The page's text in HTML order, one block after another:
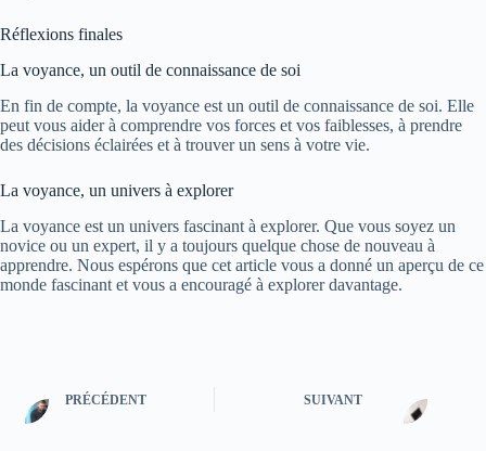
Réflexions finales
La voyance, un outil de connaissance de soi
En fin de compte, la voyance est un outil de connaissance de soi. Elle
peut vous aider à comprendre vos forces et vos faiblesses, à prendre
des décisions éclairées et à trouver un sens à votre vie.
La voyance, un univers à explorer
La voyance est un univers fascinant à explorer. Que vous soyez un
novice ou un expert, il y a toujours quelque chose de nouveau à
apprendre. Nous espérons que cet article vous a donné un aperçu de ce
monde fascinant et vous a encouragé à explorer davantage.
PRÉCÉDENT SUIVANT